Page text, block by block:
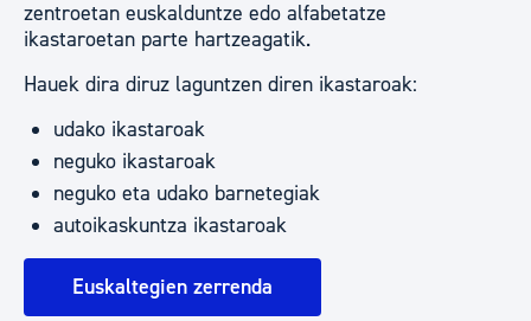
zentroetan euskalduntze edo alfabetatze
ikastaroetan parte hartzeagatik.
Hauek dira diruz laguntzen diren ikastaroak:
udako ikastaroak
neguko ikastaroak
neguko eta udako barnetegiak
autoikaskuntza ikastaroak
Euskaltegien zerrenda